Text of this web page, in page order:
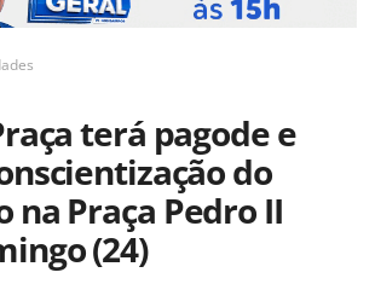
terá pagode e
do
na Praça Pedro II
(24)